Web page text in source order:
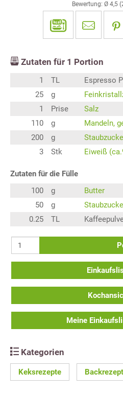
Bewertung: Ø 4,5(
Zutaten für 1 Portion
1 TL
Espresso
25
g
1
Prise
Salz
110
g
Mandeln,
200
g
3
Stk Eiweiß
Zutaten für die Fülle
100
g
Butter
50
g
0.25
TL
Meine
Kategorien
Keksrezepte